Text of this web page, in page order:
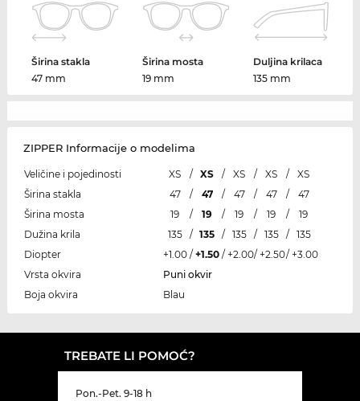
Širina stakla
47 mm
Širina mosta
19 mm
Duljina krilaca
135 mm
ZIPPER Informacije o modelima
Veličine i pojedinosti XS / XS / XS / XS /
XS
Širina stakla
47 / 47 / 47 / 47 /
47
Širina mosta
19 / 19 / 19 / 19 /
19
Dužina krila
135 / 135 / 135 / 135 /
135
Diopter
+1.00 / +1.50 / +2.00/ +2.50/ +3.00
Vrsta okvira
Puni okvir
Boja okvira
Blau
TREBATE LI POMOĆ?
Pon.-Pet. 9-18 h